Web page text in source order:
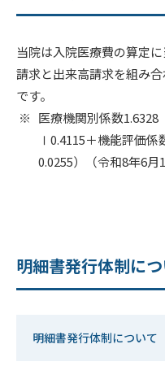
当院は入院医療費の算定
請求と出来高請求を組み合
です。
医療機関別係数
Ⅰ0.4115＋機能評価
0.0255）（令和8年6月1
明細書発行体制に
明細書発行体制について